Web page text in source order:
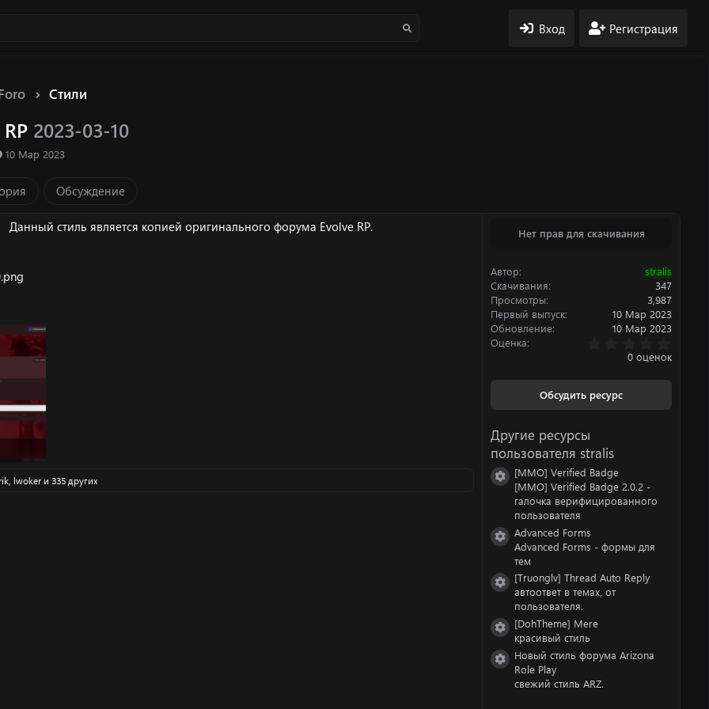
Вход Регистрация
Стили
ресурса
2023-03-10
Д
а
н
10 Мар 2023
Обсуждение
Данный стиль является копией оригинального форума Evolve RP.
271lwoker и 335 других
Нет прав для скачивания
Автор
stralis
Скачивания
347
Просмотры
3,987
Первый выпуск
10 Мар 2023
Обновление
10 Мар 2023
Оценка
.
0
0 оценок
Обсудить ресурс
Другие ресурсы
пользователя stralis
Иконка ресурса
[MMO] Verified Badge
[MMO] Verified Badge 2.0.2 -
галочка верифицированного
пользователя
Иконка ресурса
Advanced Forms
Advanced Forms - формы для
тем
Иконка ресурса
[Truonglv] Thread Auto Reply
автоответ в темах, от
пользователя.
Иконка ресурса
[DohTheme] Mere
красивый стиль
Иконка ресурса
Новый стиль форума Arizona
Role Play
свежий стиль ARZ.